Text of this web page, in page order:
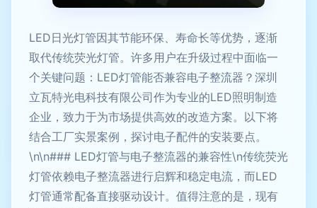
LED日光灯管因其节能环保、寿命长等优势，逐渐
取代传统荧光灯管。许多用户在升级过程中面临一
个关键问题：LED灯管能否兼容电子整流器？深圳
立瓦特光电科技有限公司作为专业的LED照明制造
企业，致力于为市场提供高效的改造方案。以下将
结合工厂实景案例，探讨电子配件的安装要点。
\n\n### LED灯管与电子整流器的兼容性\n传统荧光
灯管依赖电子整流器进行启辉和稳定电流，而LED
灯管通常配备直接驱动设计。值得注意的是，现有